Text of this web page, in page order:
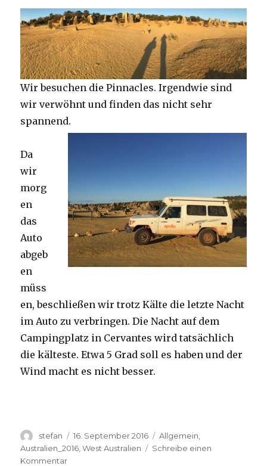
Wir besuchen die Pinnacles. Irgendwie sind
wir verwöhnt und finden das nicht sehr
spannend.
Da
wir
morg
en
das
Auto
abgeb
en
müss
en, beschließen wir trotz Kälte die letzte Nacht
im Auto zu verbringen. Die Nacht auf dem
Campingplatz in Cervantes wird tatsächlich
die kälteste. Etwa 5 Grad soll es haben und der
Wind macht es nicht besser.
Autor
stefan
Veröffentlicht
am
16. September 2016 Kategorien
Allgemein
Australien_2016 ,West Australien
Schreibe einen
Kommentarzu